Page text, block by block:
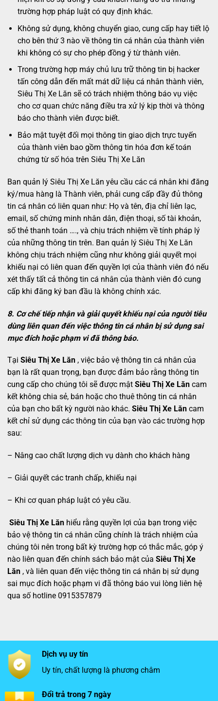
trường hợp pháp luật có quy định khác.
Không sử dụng, không chuyển giao, cung cấp hay tiết lộ
cho bên thứ 3 nào về thông tin cá nhân của thành viên
khi không có sự cho phép đồng ý từ thành viên.
Trong trường hợp máy chủ lưu trữ thông tin bị hacker
tấn công dẫn đến mất mát dữ liệu cá nhân thành viên,
Siêu Thị Xe Lăn sẽ có trách nhiệm thông báo vụ việc
cho cơ quan chức năng điều tra xử lý kịp thời và thông
báo cho thành viên được biết.
Bảo mật tuyệt đối mọi thông tin giao dịch trực tuyến
của thành viên bao gồm thông tin hóa đơn kế toán
chứng từ số hóa trên Siêu Thị Xe Lăn
Ban quản lý Siêu Thị Xe Lăn yêu cầu các cá nhân khi đăng
ký/mua hàng là Thành viên, phải cung cấp đầy đủ thông
tin cá nhân có liên quan như: Họ và tên, địa chỉ liên lạc,
email, số chứng minh nhân dân, điện thoại, số tài khoản,
số thẻ thanh toán …., và chịu trách nhiệm về tính pháp lý
của những thông tin trên. Ban quản lý Siêu Thị Xe Lăn
không chịu trách nhiệm cũng như không giải quyết mọi
khiếu nại có liên quan đến quyền lợi của thành viên đó nếu
xét thấy tất cả thông tin cá nhân của thành viên đó cung
cấp khi đăng ký ban đầu là không chính xác.
8. Cơ chế tiếp nhận và giải quyết khiếu nại của người tiêu
dùng liên quan đến việc thông tin cá nhân bị sử dụng sai
mục đích hoặc phạm vi đã thông báo.
Tại Siêu Thị Xe Lăn , việc bảo vệ thông tin cá nhân của
bạn là rất quan trọng, bạn được đảm bảo rằng thông tin
cung cấp cho chúng tôi sẽ được mật Siêu Thị Xe Lăn cam
kết không chia sẻ, bán hoặc cho thuê thông tin cá nhân
của bạn cho bất kỳ người nào khác. Siêu Thị Xe Lăn cam
kết chỉ sử dụng các thông tin của bạn vào các trường hợp
sau:
– Nâng cao chất lượng dịch vụ dành cho khách hàng
– Giải quyết các tranh chấp, khiếu nại
– Khi cơ quan pháp luật có yêu cầu.
Siêu Thị Xe Lăn hiểu rằng quyền lợi của bạn trong việc
bảo vệ thông tin cá nhân cũng chính là trách nhiệm của
chúng tôi nên trong bất kỳ trường hợp có thắc mắc, góp ý
nào liên quan đến chính sách bảo mật của Siêu Thị Xe
Lăn , và liên quan đến việc thông tin cá nhân bị sử dụng
sai mục đích hoặc phạm vi đã thông báo vui lòng liên hệ
qua số hotline 0915357879
Dịch vụ uy tín
Uy tín, chất lượng là phương châm
Đổi trả trong 7 ngày